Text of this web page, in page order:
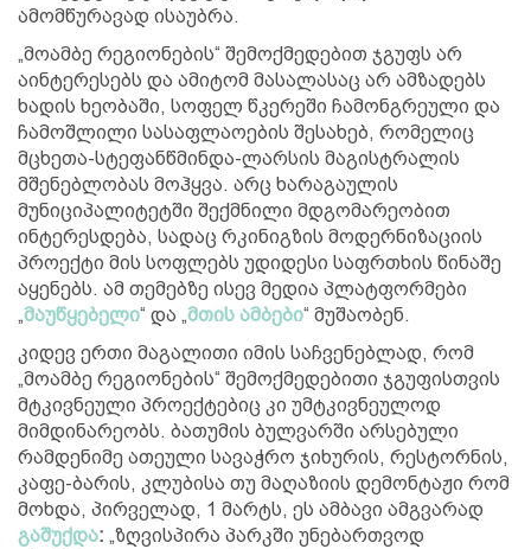
ამომწურავად ისაუბრა.
„მოამბე რეგიონების“ შემოქმედებით ჯგუფს არ
აინტერესებს და ამიტომ მასალასაც არ ამზადებს
ხადის ხეობაში, სოფელ წკერეში ჩამონგრეული და
ჩამოშლილი სასაფლაოების შესახებ, რომელიც
მცხეთა-სტეფანწმინდა-ლარსის მაგისტრალის
მშენებლობას მოჰყვა. არც ხარაგაულის
მუნიციპალიტეტში შექმნილი მდგომარეობით
ინტერესდება, სადაც რკინიგზის მოდერნიზაციის
პროექტი მის სოფლებს უდიდესი საფრთხის წინაშე
აყენებს. ამ თემებზე ისევ მედია პლატფორმები
„მაუწყებელი“ და „მთის ამბები“ მუშაობენ.
კიდევ ერთი მაგალითი იმის საჩვენებლად, რომ
„მოამბე რეგიონების“ შემოქმედებითი ჯგუფისთვის
მტკივნეული პროექტებიც კი უმტკივნეულოდ
მიმდინარეობს. ბათუმის ბულვარში არსებული
რამდენიმე ათეული სავაჭრო ჯიხურის, რესტორნის,
კაფე-ბარის, კლუბისა თუ მაღაზიის დემონტაჟი რომ
მოხდა, პირველად, 1 მარტს, ეს ამბავი ამგვარად
გაშუქდა: „ზღვისპირა პარკში უნებართვოდ